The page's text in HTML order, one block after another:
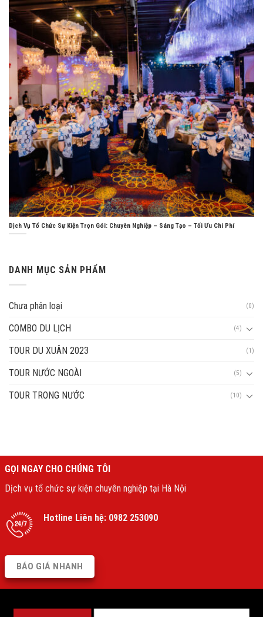
Dịch Vụ Tổ Chức Sự Kiện Trọn Gói: Chuyên Nghiệp – Sáng Tạo – Tối Ưu Chi Phí
DANH MỤC SẢN PHẨM
Chưa phân loại (0)
COMBO DU LỊCH (4)
TOUR DU XUÂN 2023 (1)
TOUR NƯỚC NGOÀI (5)
TOUR TRONG NƯỚC (10)
GỌI NGAY CHO CHÚNG TÔI
Dịch vụ tổ chức sự kiện chuyên nghiệp tại Hà Nội
Hotline Liên hệ: 0982 253090
BÁO GIÁ NHANH